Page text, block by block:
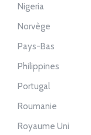
Nigeria
Norvège
Pays-Bas
Philippines
Portugal
Roumanie
Royaume Uni